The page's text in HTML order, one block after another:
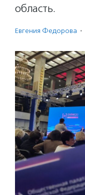
область.
Евгения Федорова ·